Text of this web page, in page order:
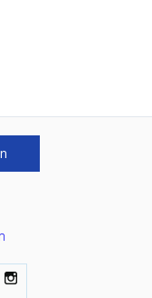
Profesional
Twitter